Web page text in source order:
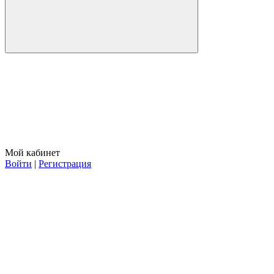
Мой кабинет
Войти | Регистрация